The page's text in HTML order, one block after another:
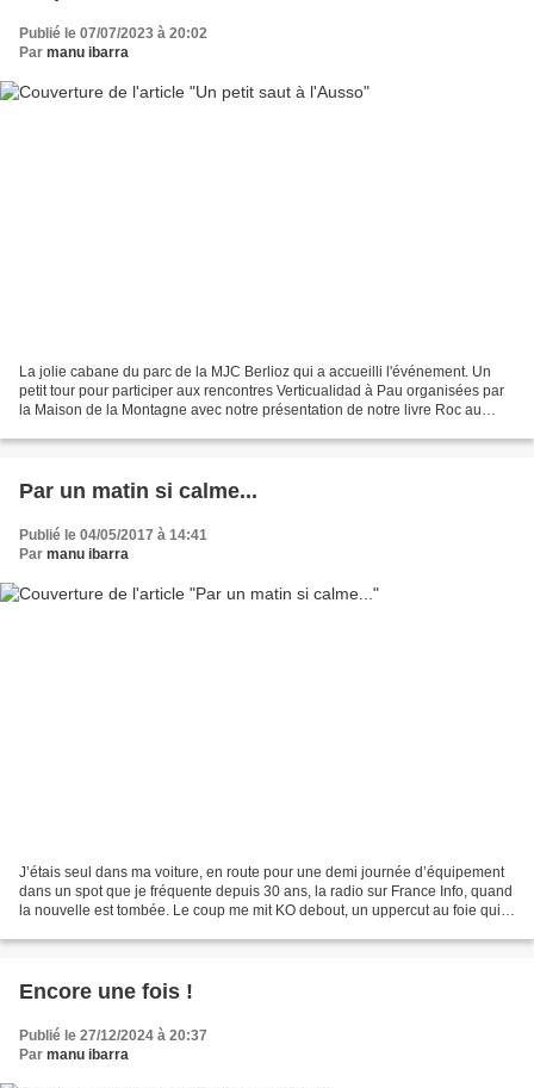
Publié le 07/07/2023 à 20:02
Par manu ibarra
La jolie cabane du parc de la MJC Berlioz qui a accueilli l'événement. Un
petit tour pour participer aux rencontres Verticualidad à Pau organisées par
la Maison de la Montagne avec notre présentation de notre livre Roc au
Par un matin si calme...
Publié le 04/05/2017 à 14:41
Par manu ibarra
J’étais seul dans ma voiture, en route pour une demi journée d’équipement
dans un spot que je fréquente depuis 30 ans, la radio sur France Info, quand
la nouvelle est tombée. Le coup me mit KO debout, un uppercut au foie qui
Encore une fois !
Publié le 27/12/2024 à 20:37
Par manu ibarra